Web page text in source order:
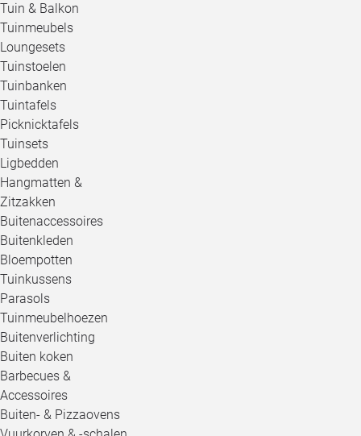
Tuin & Balkon
Tuinmeubels
Loungesets
Tuinstoelen
Tuinbanken
Tuintafels
Picknicktafels
Tuinsets
Ligbedden
Hangmatten &
Zitzakken
Buitenaccessoires
Buitenkleden
Bloempotten
Tuinkussens
Parasols
Tuinmeubelhoezen
Buitenverlichting
Buiten koken
Barbecues &
Accessoires
Buiten- & Pizzaovens